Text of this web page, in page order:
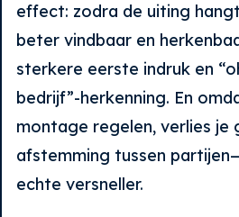
effect: zodra de uiting
beter vindbaar en
sterkere eerste indruk en
bedrijf”-herkenning. En
montage regelen, verlies je
afstemming tussen
echte versneller.